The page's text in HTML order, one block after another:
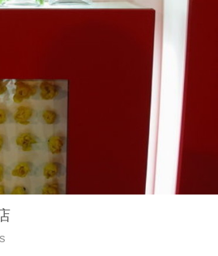
行責任、不法行為責任、その他の法
問わず賠償の責任を負わないものと
ビスを利用することにより第三者と
いて一切責任を負わないものとしま
内容を送信する
キャンセル